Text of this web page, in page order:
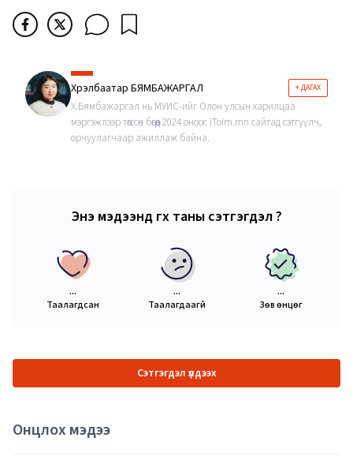
Хүрэлбаатар БЯМБАЖАРГАЛ + ДАГАХ
Х.Бямбажаргал нь МУИС-ийг Олон улсын харилцаа
мэргэжлээр төгссөн бөгөөд 2024 оноос iToim.mn сайтад сэтгүүлч,
орчуулагчаар ажиллаж байна.
Энэ мэдээнд өгөх таны сэтгэгдэл ?
...
Таалагдсан
...
Таалагдаагүй
...
Зөв өнцөг
Сэтгэгдэл үлдээх
Онцлох мэдээ